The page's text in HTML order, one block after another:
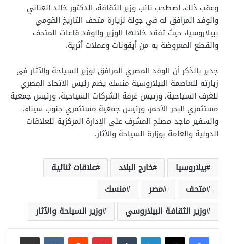
وعقب ذلك، اصطحب نائب وزير الثقافة، الدكتور خالد العناني
والوفد المرافق له في جولة لزيارة متحف التاريخ القومي
ببيلاروسيا، حيث تفقد خلالها الوزير والوفد قاعات المتحف
والقطع المعروضة به من أيقونات وعملات أثرية.
جدير بالذكر أن الوفد المصري المرافق لوزير السياحة والآثار فى
زيارته للعاصمة البيلاروسية منسك يضم رئيس الاتحاد المصري
للغرف السياحية، ورئيس غرفة الشركات السياحية، ورئيس جمعية
مستثمري البحر الأحمر، ورئيس جمعية مستثمري جنوب سيناء،
والسفير ماجد مصلح المشرف على الإدارة المركزية للعلاقات
الدولية والعامة بوزارة السياحة والآثار.
بيلاروسيا خارج البلاد
علاقات ثنائية
متحف
مصر
منسك
وزير الثقافة البيلاروسي
وزير السياحة والآثار
لينكدإن بينتيريست
مشاركة عبر البريد